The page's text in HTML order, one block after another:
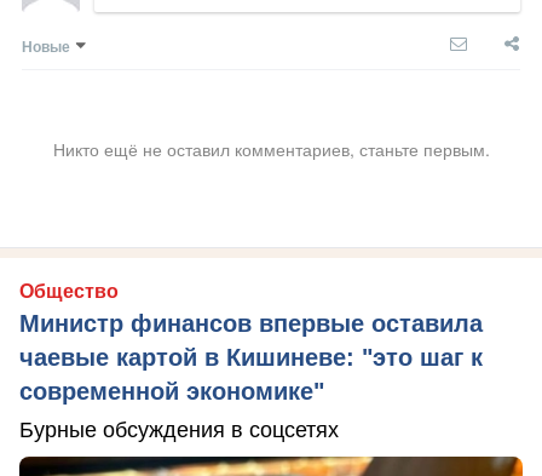
Новые
Никто ещё не оставил комментариев, станьте первым.
Общество
Министр финансов впервые оставила
чаевые картой в Кишиневе: "это шаг к
современной экономике"
Бурные обсуждения в соцсетях